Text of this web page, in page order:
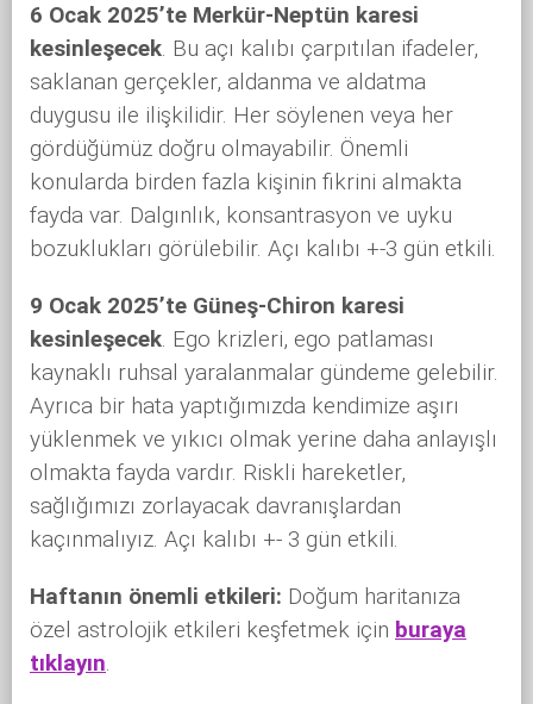
6 Ocak 2025’te Merkür-Neptün karesi
kesinleşecek. Bu açı kalıbı çarpıtılan ifadeler,
saklanan gerçekler, aldanma ve aldatma
duygusu ile ilişkilidir. Her söylenen veya her
gördüğümüz doğru olmayabilir. Önemli
konularda birden fazla kişinin fikrini almakta
fayda var. Dalgınlık, konsantrasyon ve uyku
bozuklukları görülebilir. Açı kalıbı +-3 gün etkili.
9 Ocak 2025’te Güneş-Chiron karesi
kesinleşecek. Ego krizleri, ego patlaması
kaynaklı ruhsal yaralanmalar gündeme gelebilir.
Ayrıca bir hata yaptığımızda kendimize aşırı
yüklenmek ve yıkıcı olmak yerine daha anlayışlı
olmakta fayda vardır. Riskli hareketler,
sağlığımızı zorlayacak davranışlardan
kaçınmalıyız. Açı kalıbı +- 3 gün etkili.
Haftanın önemli etkileri: Doğum haritanıza
özel astrolojik etkileri keşfetmek için buraya
tıklayın.